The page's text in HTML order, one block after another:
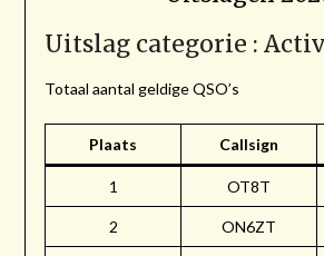
Uitslag categorie :
Totaal aantal geldige QSO’s
Plaats Callsign
1 OT8T
2 ON6ZT